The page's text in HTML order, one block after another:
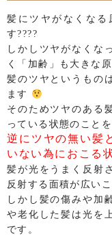
髪にツヤがなくなる
す????
しかしツヤがなくな
く「加齢」も大きな
髪のツヤというもの
ます
そのためツヤのある
っている状態のこと
逆にツヤの無い髪
いない為におこる
髪が光をうまく反射
反射する面積が広い
しかし髪の傷みや加
や老化した髪は光を
です。